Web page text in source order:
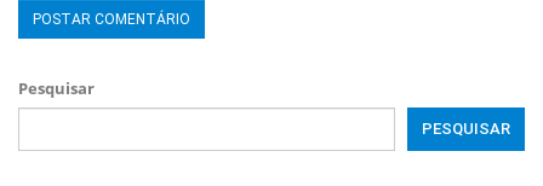
Pesquisar
PESQUISAR